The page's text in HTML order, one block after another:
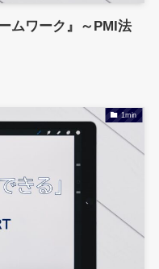
ムワーク』～PMI法
1min